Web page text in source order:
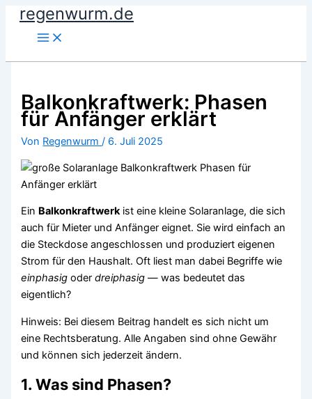
Zumregenwurm.de
Balkonkraftwerk: Phasen
für Anfänger erklärt
Von Regenwurm/ 6. Juli 2025
Ein Balkonkraftwerkist eine kleine Solaranlage, die sich
auch für Mieter und Anfänger eignet. Sie wird einfach an
die Steckdose angeschlossen und produziert eigenen
Strom für den Haushalt. Oft liest man dabei Begriffe wie
einphasig oderdreiphasig — was bedeutet das
eigentlich?
Hinweis: Bei diesem Beitrag handelt es sich nicht um
eine Rechtsberatung. Alle Angaben sind ohne Gewähr
und können sich jederzeit ändern.
1.Was sind Phasen?